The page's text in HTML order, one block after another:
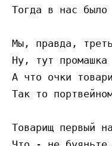
Тогда в нас
Мы, правда,
Ну, тут
А что очки
Так то
Товарищ первый